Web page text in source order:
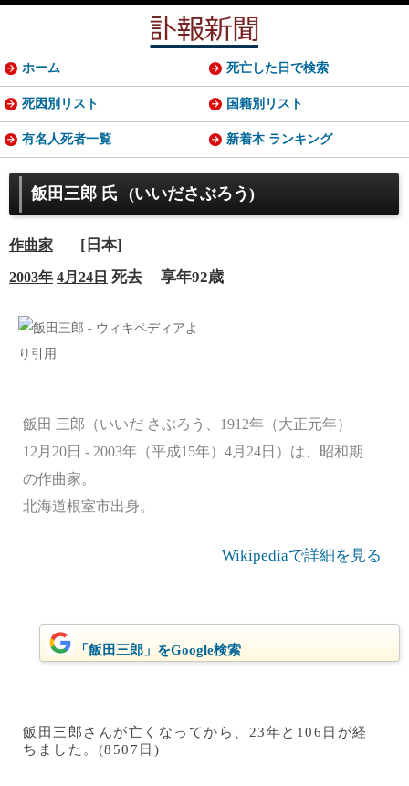
飯田三郎 氏 (いいださぶろう)
作曲家 [日本]
2003年 4月24日 死去 享年92歳
飯田 三郎（いいだ さぶろう、1912年（大正元年）
12月20日 - 2003年（平成15年）4月24日）は、昭和期
の作曲家。
北海道根室市出身。
Wikipediaで詳細を見る
「飯田三郎」をGoogle検索
飯田三郎さんが亡くなってから、23年と106日が経
ちました。(8507日)
ホーム 死亡した日で検索
死因別リスト 国籍別リスト
有名人死者一覧 新着本 ランキング